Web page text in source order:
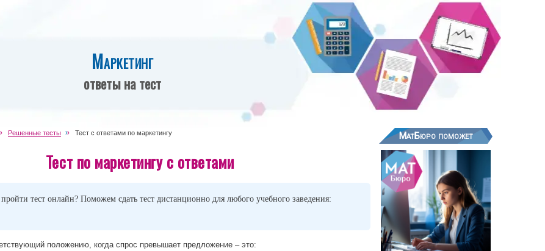
Маркетинг
ответы на тест
Решенные тесты Тест с ответами по маркетингу
Тест по маркетингу с ответами
тест онлайн? Поможем сдать тест дистанционно для любого учебного заведения:
положению, когда спрос превышает предложение – это:
МатБюро поможет